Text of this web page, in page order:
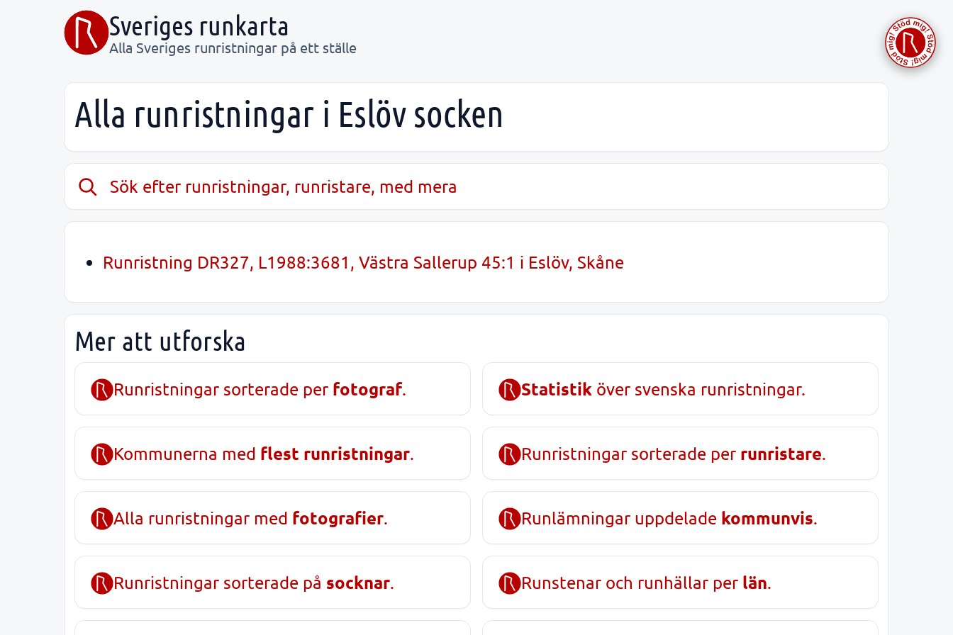
Sveriges runkarta
Alla Sveriges runristningar på ett ställe
Alla runristningar i Eslöv socken
Sök efter runristningar, runristare, med mera
Runristning DR327, L1988:3681, Västra Sallerup 45:1 i Eslöv, Skåne
Mer att utforska
Runristningar sorterade per fotograf. Statistik över svenska runristningar.
Kommunerna med flest runristningar. Runristningar sorterade per runristare.
Alla runristningar med fotografier. Runlämningar uppdelade kommunvis.
Runristningar sorterade på socknar. Runstenar och runhällar per län.